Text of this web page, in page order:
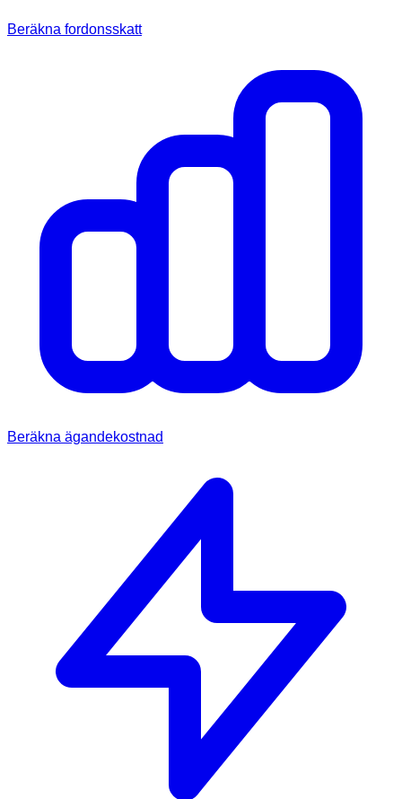
Beräkna fordonsskatt
Beräkna ägandekostnad